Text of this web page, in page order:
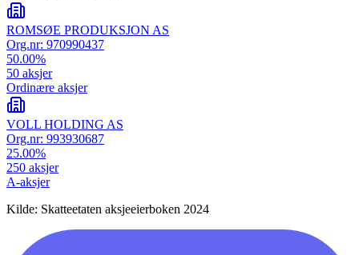
ROMSØE PRODUKSJON AS
Org.nr: 970990437
50.00%
50 aksjer
Ordinære aksjer
VOLL HOLDING AS
Org.nr: 993930687
25.00%
250 aksjer
A-aksjer
Kilde: Skatteetaten aksjeeierboken 2024